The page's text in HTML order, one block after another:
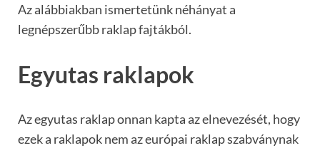
Az alábbiakban ismertetünk néhányat a
legnépszerűbb raklap fajtákból.
Egyutas raklapok
Az egyutas raklap onnan kapta az elnevezését, hogy
ezek a raklapok nem az európai raklap szabványnak